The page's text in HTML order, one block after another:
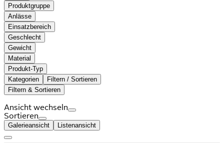
Produktgruppe
Anlässe
Einsatzbereich
Geschlecht
Gewicht
Material
Produkt-Typ
Kategorien
Filtern / Sortieren
Filtern & Sortieren
Ansicht wechseln
Sortieren
Galerieansicht Listenansicht